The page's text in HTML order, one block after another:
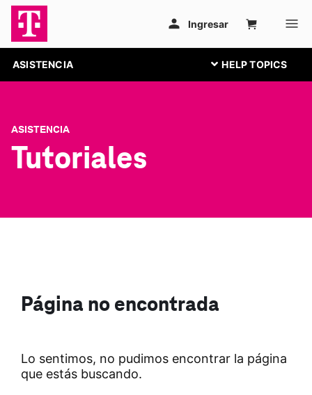
ASISTENCIA
ASISTENCIA
Tutoriales